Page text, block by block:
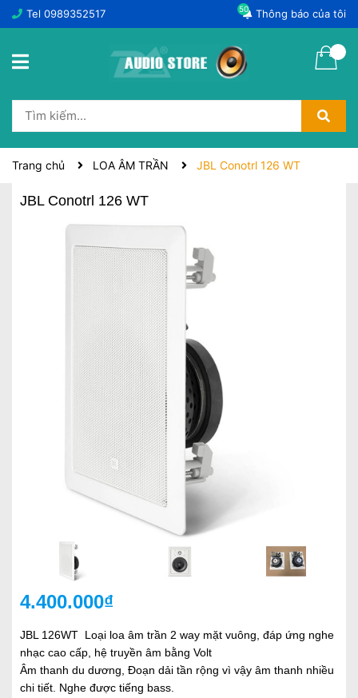
Tel 0989352517 Thông báo của tôi
50
Trang chủ LOA ÂM TRẦN JBL Conotrl 126 WT
JBL Conotrl 126 WT
4.400.000₫
JBL 126WT Loại loa âm trần 2 way mặt vuông, đáp ứng nghe
nhạc cao cấp, hệ truyền âm bằng Volt
Âm thanh du dương, Đoạn dải tần rộng vì vậy âm thanh nhiều
chi tiết. Nghe được tiếng bass.